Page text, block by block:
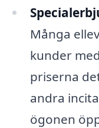
Många
kunder
priserna
andra
ögonen